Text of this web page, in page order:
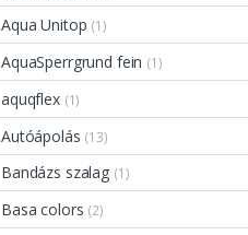
Aqua Unitop (1)
AquaSperrgrund fein (1)
aquqflex (1)
Autóápolás (13)
Bandázs szalag (1)
Basa colors (2)